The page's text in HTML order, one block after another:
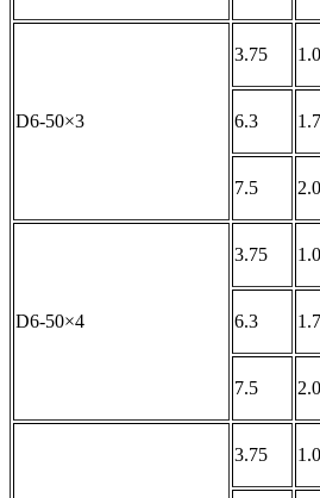
D6-50×3
3.75
6.3
7.5
D6-50×4
3.75
6.3
7.5
3.75